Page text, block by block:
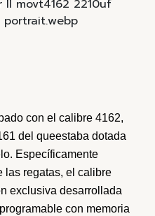
conel calibre 4162,
delqueestaba dotada
. Específicamente
las regatas, el calibre
exclusiva desarrollada
programable con memoria